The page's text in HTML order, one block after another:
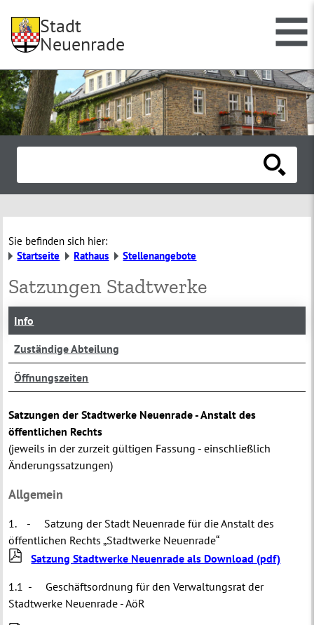
Stadt
Neuenrade
Sie befinden sich hier:
Startseite
Rathaus Stellenangebote
Satzungen Stadtwerke
Info
Zuständige Abteilung
Öffnungszeiten
Satzungen der Stadtwerke Neuenrade - Anstalt des
öffentlichen Rechts
(jeweils in der zurzeit gültigen Fassung - einschließlich
Änderungssatzungen)
Allgemein
1. - Satzung der Stadt Neuenrade für die Anstalt des
öffentlichen Rechts „Stadtwerke Neuenrade“
Satzung Stadtwerke Neuenrade als Download (pdf)
1.1 - Geschäftsordnung für den Verwaltungsrat der
Stadtwerke Neuenrade - AöR